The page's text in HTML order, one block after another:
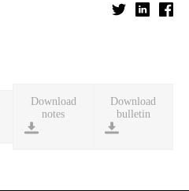
Download
notes
Download
bulletin